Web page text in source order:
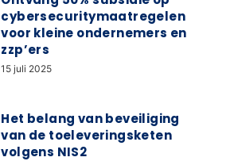
cybersecuritymaatregelen
voor kleine ondernemers en
zzp’ers
15 juli 2025
Het belang van beveiliging
van de toeleveringsketen
volgens NIS2